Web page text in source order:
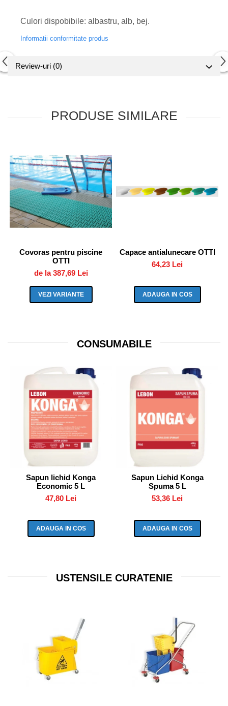
Culori dispobibile: albastru, alb, bej.
Informatii conformitate produs
Review-uri (0)
PRODUSE SIMILARE
Covoras pentru piscine
OTTI
de la 387,69 Lei
VEZI VARIANTE
Capace antialunecare OTTI
64,23 Lei
ADAUGA IN COS
CONSUMABILE
Sapun lichid Konga
Economic 5 L
47,80 Lei
ADAUGA IN COS
Sapun Lichid Konga
Spuma 5 L
53,36 Lei
ADAUGA IN COS
USTENSILE CURATENIE